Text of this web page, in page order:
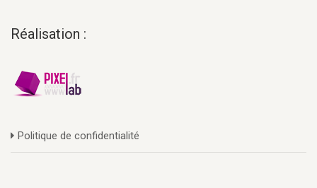
Réalisation :
Politique de confidentialité